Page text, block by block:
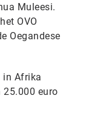
Muleesi.
OVO
Oegandese
in Afrika
25.000 euro